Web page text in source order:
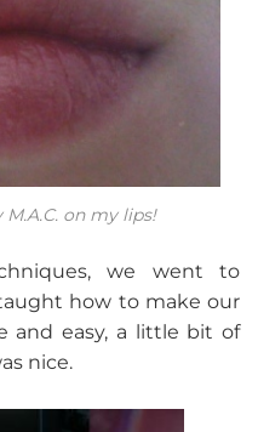
on my lips!
we went to
how to make our
and easy, a little bit of
nice.